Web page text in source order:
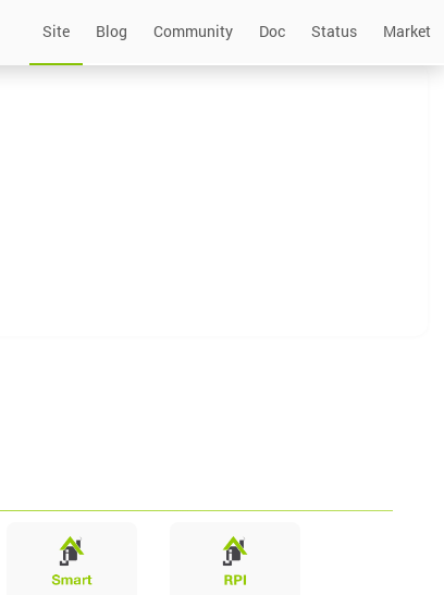
Site Blog Community Doc Status Market